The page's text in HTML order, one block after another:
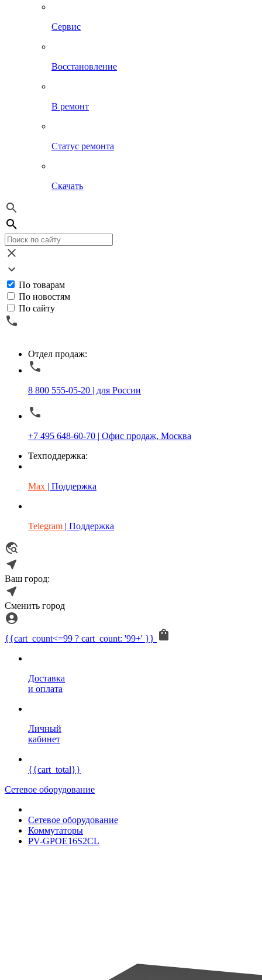
Сервис
Восстановление
В ремонт
Статус ремонта
Скачать
По товарам
По новостям
По сайту
Отдел продаж:
8 800 555-05-20 | для России
+7 495 648-60-70 | Офис продаж, Москва
Техподдержка:
Max | Поддержка
Telegram | Поддержка
Ваш город:
Сменить город
{{cart_count<=99 ? cart_count: '99+' }}
Доставка
и оплата
Личный
кабинет
{{cart_total}}
Сетевое оборудование
Сетевое оборудование
Коммутаторы
PV-GPOE16S2CL